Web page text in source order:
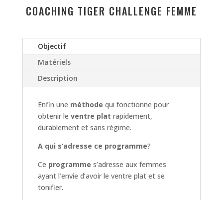
COACHING TIGER CHALLENGE FEMME
Objectif
Matériels
Description
Enfin une méthode qui fonctionne pour
obtenir le ventre plat rapidement,
durablement et sans régime.
A qui s’adresse ce programme?
Ce programme s’adresse aux femmes
ayant l’envie d’avoir le ventre plat et se
tonifier.